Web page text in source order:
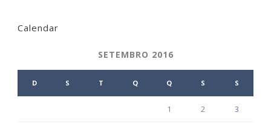
Calendar
SETEMBRO 2016
D S T Q Q S S
1 2 3